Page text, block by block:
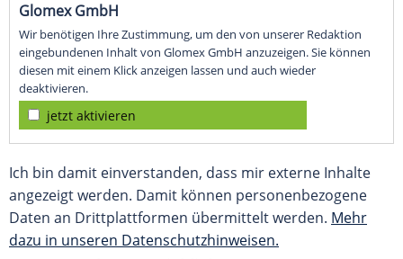
Glomex GmbH
Wir benötigen Ihre Zustimmung, um den von unserer Redaktion
eingebundenen Inhalt von Glomex GmbH anzuzeigen. Sie können
diesen mit einem Klick anzeigen lassen und auch wieder
deaktivieren.
jetzt aktivieren
Ich bin damit einverstanden, dass mir externe Inhalte
angezeigt werden. Damit können personenbezogene
Daten an Drittplattformen übermittelt werden. Mehr
dazu in unseren Datenschutzhinweisen.